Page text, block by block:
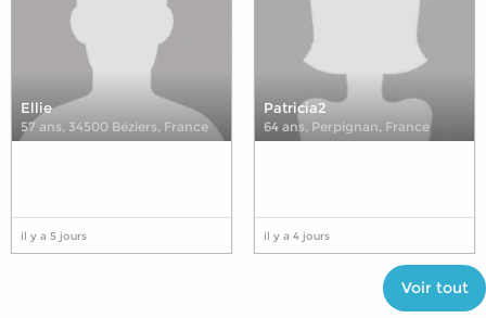
Ellie
57 ans, 34500 Béziers, France
il y a 5 jours
Patricia2
64 ans, Perpignan, France
il y a 4 jours
Voir tout